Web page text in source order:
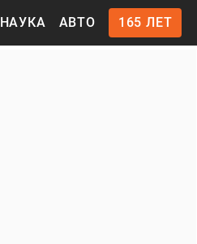
НАУКА АВТО 165 ЛЕТ